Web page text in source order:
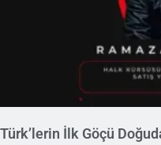
Türk’lerin İlk Göçü